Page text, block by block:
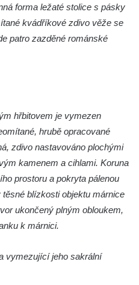
z Assisi v
v
forma ležaté stolice s pásky
kvádříkové zdivo věže se
patro zazděné románské
hřbitovem je vymezen
hrubě opracované
zdivo nastavováno plochými
kamenem a cihlami. Koruna
prostoru a pokryta pálenou
blízkosti objektu márnice
ukončený plným obloukem,
k márnici.
vymezující jeho sakrální